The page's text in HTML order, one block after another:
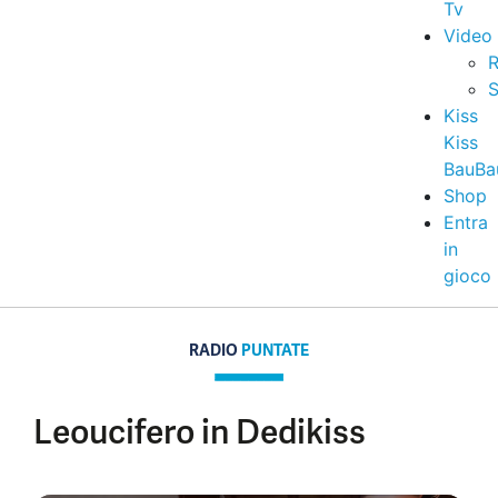
Tv
Video
Kiss
Kiss
Shop
Entra
in
gioco
RADIO PUNTATE
Leoucifero in Dedikiss